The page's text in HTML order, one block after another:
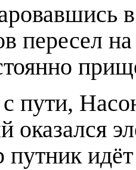
пересел
пути,
оказался
путник